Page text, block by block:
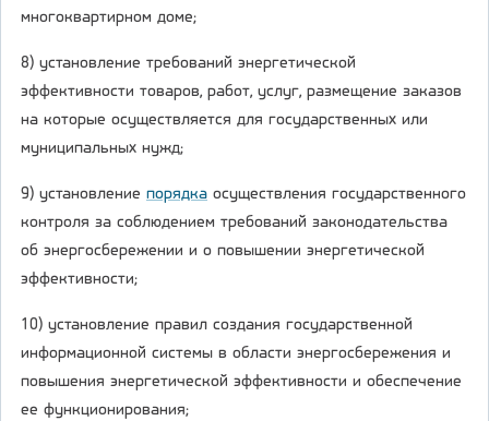
многоквартирном доме;
8) установление требований энергетической
эффективности товаров, работ, услуг, размещение заказов
на которые осуществляется для государственных или
муниципальных нужд;
9) установление порядка осуществления государственного
контроля за соблюдением требований законодательства
об энергосбережении и о повышении энергетической
эффективности;
10) установление правил создания государственной
информационной системы в области энергосбережения и
повышения энергетической эффективности и обеспечение
ее функционирования;